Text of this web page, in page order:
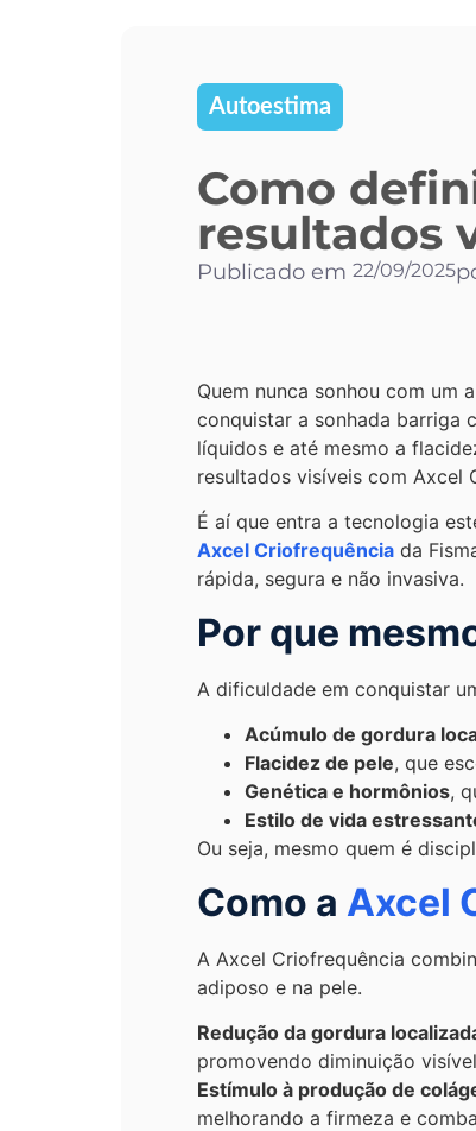
Autoestima
Como
resultados
Publicado em 22/09/2025
Quem nunca sonhou com um
conquistar a sonhada barriga
líquidos e até mesmo a
resultados visíveis com Axcel
É aí que entra a tecnologia
Axcel Criofrequência da
rápida, segura e não invasiva.
Por que
A dificuldade em conquistar
Acúmulo de gordura
Flacidez de pele, que
Genética e hormônios,
Estilo de vida
Ou seja, mesmo quem é
Como a Axcel
A Axcel Criofrequência
adiposo e na pele.
Redução da gordura
promovendo diminuição
Estímulo à produção de
melhorando a firmeza e